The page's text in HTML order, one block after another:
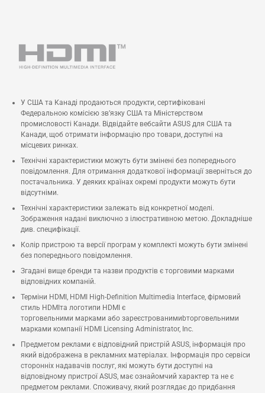
У США та Канаді продаються продукти, сертифіковані
Федеральною комісією зв’язку США та Міністерством
промисловості Канади. Відвідайте вебсайти ASUS для США та
Канади, щоб отримати інформацію про товари, доступні на
місцевих ринках.
Технічні характеристики можуть бути змінені без попереднього
повідомлення. Для отримання додаткової інформації зверніться до
постачальника. У деяких країнах окремі продукти можуть бути
відсутніми.
Технічні характеристики залежать від конкретної моделі.
Зображення надані виключно з ілюстративною метою. Докладніше
див. специфікації.
Колір пристрою та версії програм у комплекті можуть бути змінені
без попереднього повідомлення.
Згадані вище бренди та назви продуктів є торговими марками
відповідних компаній.
Терміни HDMI, HDMI High-Definition Multimedia Interface, фірмовий
стиль HDMIта логотипи HDMI є
торговельними марками або зареєстрованимиbторговельними
марками компанії HDMI Licensing Administrator, Inc.
Предметом реклами є відповідний пристрій ASUS, інформація про
який відображена в рекламних матеріалах. Інформація про сервіси
сторонніх надавачів послуг, які можуть бути доступні на
відповідному пристрої ASUS, має ознайомчий характер та не є
предметом реклами. Споживачу, який розглядає до придбання